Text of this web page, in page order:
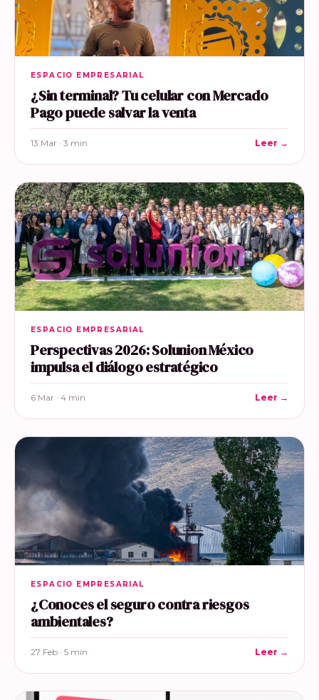
ESPACIO EMPRESARIAL
¿Sin terminal? Tu celular con Mercado
Pago puede salvar la venta
13 Mar · 3 min Leer →
ESPACIO EMPRESARIAL
Perspectivas 2026: Solunion México
impulsa el diálogo estratégico
6 Mar · 4 min Leer →
ESPACIO EMPRESARIAL
¿Conoces el seguro contra riesgos
ambientales?
27 Feb · 5 min Leer →